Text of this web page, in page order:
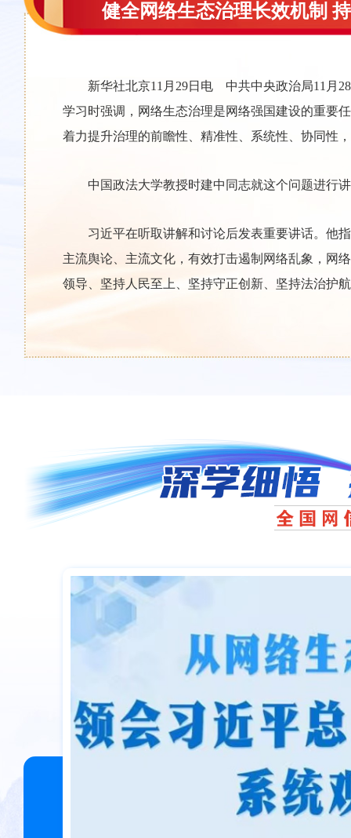
健全网络生态治理长效机制
新华社北京11月29日电 中共中央政治局11月
学习时强调，网络生态治理是网络强国建设的重要
着力提升治理的前瞻性、精准性、系统性、协同性
中国政法大学教授时建中同志就这个问题进行
习近平在听取讲解和讨论后发表重要讲话。他
主流舆论、主流文化，有效打击遏制网络乱象，网
领导、坚持人民至上、坚持守正创新、坚持法治护
各部门要强化管网治网的政治责任和领导责任，及
重要阵地。要深化党的创新理论网上宣传，大力
挥网络优质内容供给的示范引领作用。
习近平强调，网络生态治理是一项系统工程，
行业自律相衔接。要统筹推进网络领域立法执法司
习近平指出，网络乱象污染社会风气，侵犯群
结合打击网络乱象，深入查找网络生态治理的薄弱
习近平强调，当前人工智能、大数据等新技术
技术发展，促进研发成果转化和应用场景落地。要
习近平指出，网络生态治理是世界各国面临的
命运共同体。要加强国际传播网络平台和能力建